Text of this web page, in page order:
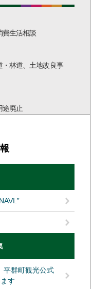
費生活相談
林道、土地改良事
途廃止
平群町観光公式
す